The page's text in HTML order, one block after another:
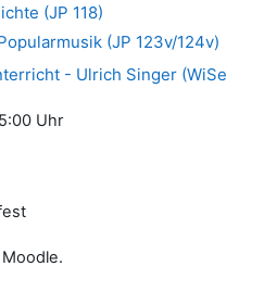
(JP 118)
(JP 123v/124v)
- Ulrich Singer (WiSe
Uhr